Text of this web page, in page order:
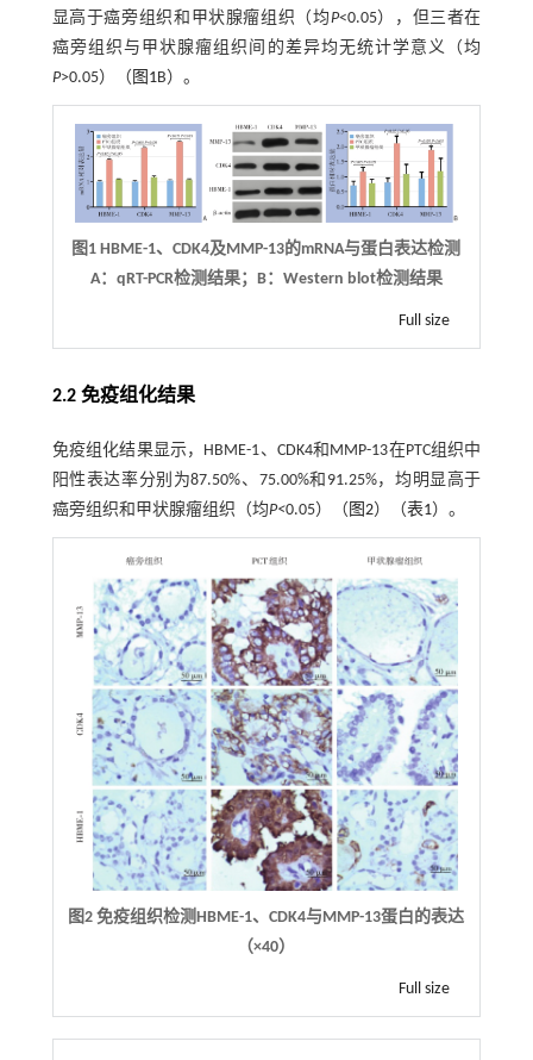
显高于癌旁组织和甲状腺瘤组织（均P<0.05），但三者在
癌旁组织与甲状腺瘤组织间的差异均无统计学意义（均
P>0.05）（ 图1B）。
图1HBME-1、CDK4及MMP-13的mRNA与蛋白表达检测
A：qRT-PCR检测结果；B：Western blot检测结果
Full size
2.2 免疫组化结果
免疫组化结果显示，HBME-1、CDK4和MMP-13在PTC组织中
阳性表达率分别为87.50%、75.00%和91.25%，均明显高于
癌旁组织和甲状腺瘤组织（均P<0.05）（ 图2）（表1）。
图2 免疫组织检测HBME-1、CDK4与MMP-13蛋白的表达
（×40）
Full size